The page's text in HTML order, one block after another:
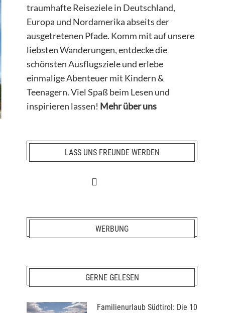
traumhafte Reiseziele in Deutschland,
Europa und Nordamerika abseits der
ausgetretenen Pfade. Komm mit auf unsere
liebsten Wanderungen, entdecke die
schönsten Ausflugsziele und erlebe
einmalige Abenteuer mit Kindern &
Teenagern. Viel Spaß beim Lesen und
inspirieren lassen! Mehr über uns
LASS UNS FREUNDE WERDEN
WERBUNG
GERNE GELESEN
Familienurlaub Südtirol: Die 10